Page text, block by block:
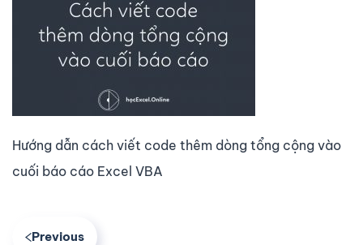
Hướng dẫn cách viết code thêm dòng tổng cộng vào
cuối báo cáo Excel VBA
Previous